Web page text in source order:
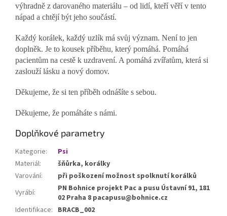
výhradně z darovaného materiálu – od lidí, kteří věří v tento
nápad a chtějí být jeho součástí.
Každý korálek, každý uzlík má svůj význam. Není to jen
doplněk. Je to kousek příběhu, který pomáhá. Pomáhá
pacientům na cestě k uzdravení. A pomáhá zvířatům, která si
zaslouží lásku a nový domov.
Děkujeme, že si ten příběh odnášíte s sebou.
Děkujeme, že pomáháte s námi.
Doplňkové parametry
Kategorie:
Psi
Materiál:
šňůrka, korálky
Varování:
při poškození možnost spolknutí korálků
Vyrábí:
PN Bohnice projekt Pac a pusu Ústavní 91, 181
02 Praha 8 pacapusu@bohnice.cz
Identifikace: BRACB_002